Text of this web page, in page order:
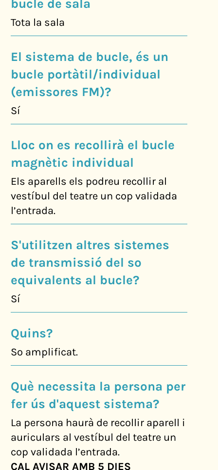
bucle de sala
Tota la sala
El sistema de bucle, és un
bucle portàtil/individual
(emissores FM)?
Sí
Lloc on es recollirà el bucle
magnètic individual
Els aparells els podreu recollir al
vestíbul del teatre un cop validada
l’entrada.
S'utilitzen altres sistemes
de transmissió del so
equivalents al bucle?
Sí
Quins?
So amplificat.
Què necessita la persona per
fer ús d'aquest sistema?
La persona haurà de recollir aparell i
auriculars al vestíbul del teatre un
cop validada l’entrada.
CAL AVISAR AMB 5 DIES